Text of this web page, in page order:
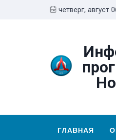
четверг, август
ГЛАВНАЯ